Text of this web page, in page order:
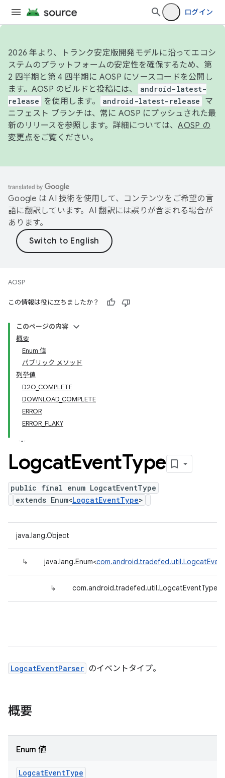
ログイン
2026 年より、トランク安定版開発モデルに沿ってエコシ
ステムのプラットフォームの安定性を確保するため、第
2 四半期と第 4 四半期に AOSP にソースコードを公開し
ます。AOSP のビルドと投稿には、
android-latest-
release
を使用します。 android-latest-release
マ
ニフェスト ブランチは、常に AOSP にプッシュされた最
新のリリースを参照します。詳細については、AOSP の
変更点をご覧ください。
Google は AI 技術を使用して、コンテンツをご希望の言
語に翻訳しています。AI 翻訳には誤りが含まれる場合が
あります。
AOSP
この情報は役に立ちましたか？
このページの内容
概要
Enum 値
パブリック メソッド
列挙値
D2O_COMPLETE
DOWNLOAD_COMPLETE
ERROR
ERROR_FLAKY
LogcatEventType
public final enum LogcatEventType
extends Enum<LogcatEventType>
java.lang.Object
↳ java.lang.Enum<
↳ com.android.tradefed.util.LogcatEventType
LogcatEventParser のイベントタイプ。
概要
Enum 値
LogcatEventType